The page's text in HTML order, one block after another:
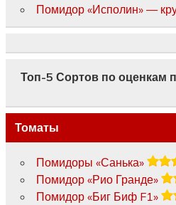
Помидор «Исполин» —
Топ-5 Сортов по оценкам
Томаты
Помидоры «Санька»
Помидор «Рио Гранде»
Помидор «Биг Биф F1»